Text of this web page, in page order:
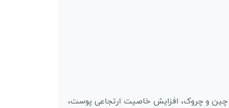
چین و چروک، افزایش خاصیت ارتجاعی پوست،